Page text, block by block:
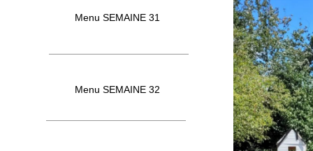
Menu SEMAINE 32
Menu SEMAINE 31